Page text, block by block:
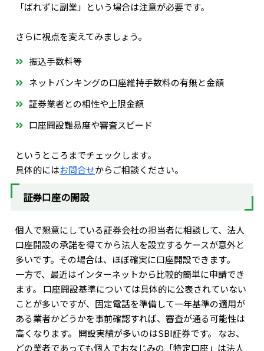
「ばれずに副業」という場合は注意が必要です。
さらに視点を変えてみましょう。
振込手数料等
ネットバンキングの口座維持手数料の有無と金額
証券業者との相性や上限金額
口座開設難易度や審査スピード
というところまでチェックします。
具体的にはお問合せからご相談ください。
証券口座の開設
個人で懇意にしている証券会社の担当者に相談して、法人
口座開設の承諾を得てから法人を設立するケースが意外と
多いです。その場合は、ほぼ確実に口座開設できます。
一方で、最近はインターネットから比較的簡単に申請でき
ます。 口座開設基準については具体的に公表されていない
ことが多いですが、固定電話を準備して一年基準の適用が
ある業者かどうかを事前確認すれば、審査が通る可能性は
高くなります。 開設実績が多いのはSBI証券です。 なお、
どの業者であっても個人でおなじみの「特定口座」は法人